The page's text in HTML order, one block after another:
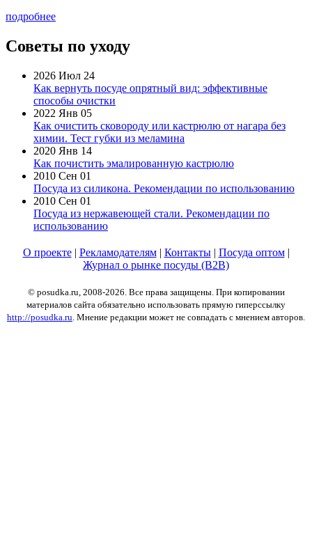
подробнее
Советы по уходу
2026 Июл 24
Как вернуть посуде опрятный вид: эффективные
способы очистки
2022 Янв 05
Как очистить сковороду или кастрюлю от нагара без
химии. Тест губки из меламина
2020 Янв 14
Как почистить эмалированную кастрюлю
2010 Сен 01
Посуда из силикона. Рекомендации по использованию
2010 Сен 01
Посуда из нержавеющей стали. Рекомендации по
использованию
О проекте| Рекламодателям| Контакты| Посуда оптом|
Журнал о рынке посуды (B2B)
© posudka.ru, 2008-2026. Все права защищены. При копировании
материалов сайта обязательно использовать прямую гиперссылку
http://posudka.ru . Мнение редакции может не совпадать с мнением авторов.